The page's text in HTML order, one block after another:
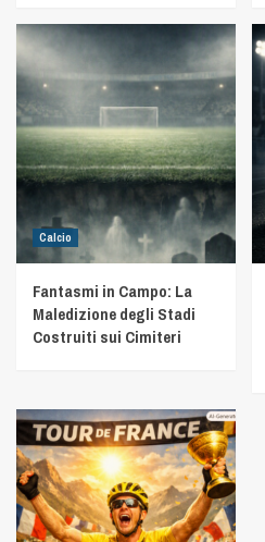
Calcio
Fantasmi in Campo: La
Maledizione degli Stadi
Costruiti sui Cimiteri